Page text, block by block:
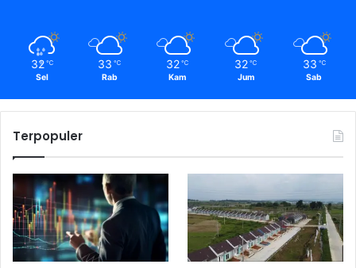
32 ℃
Sel
33 ℃
Rab
32 ℃
Kam
32 ℃
Jum
33 ℃
Sab
Terpopuler